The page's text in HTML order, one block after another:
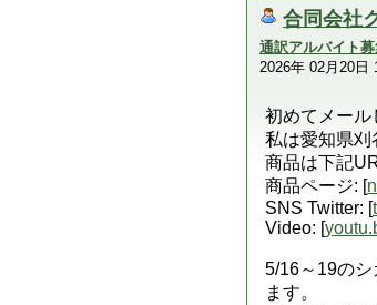
合同会社
通訳アルバイト
2026年 02月20日
初めてメール
私は愛知県刈
商品は下記
商品ページ: [
SNS Twitter: [
Video: [
5/16～19の
ます。